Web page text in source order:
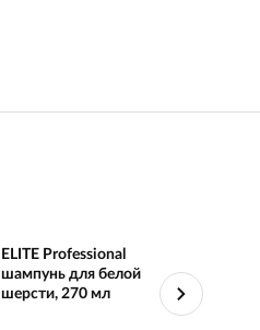
ELITE Professional
шампунь для белой
шерсти, 270 мл